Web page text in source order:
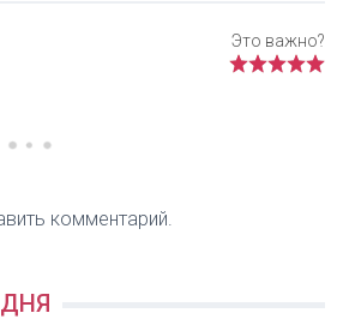
комментарий.